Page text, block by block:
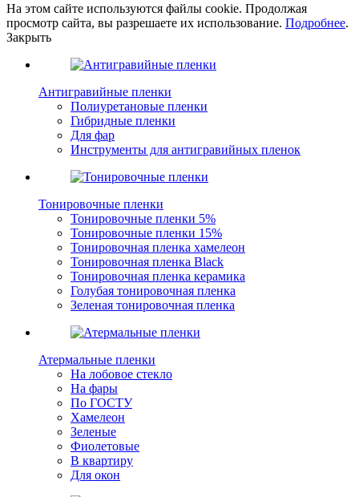
На этом сайте используются файлы cookie. Продолжая
просмотр сайта, вы разрешаете их использование. Подробнее.
Закрыть
Антигравийные пленки
Полиуретановые пленки
Гибридные пленки
Для фар
Инструменты для антигравийных пленок
Тонировочные пленки
Тонировочные пленки 5%
Тонировочные пленки 15%
Тонировочная пленка хамелеон
Тонировочная пленка Black
Тонировочная пленка керамика
Голубая тонировочная пленка
Зеленая тонировочная пленка
Атермальные пленки
На лобовое стекло
На фары
По ГОСТУ
Хамелеон
Зеленые
Фиолетовые
В квартиру
Для окон